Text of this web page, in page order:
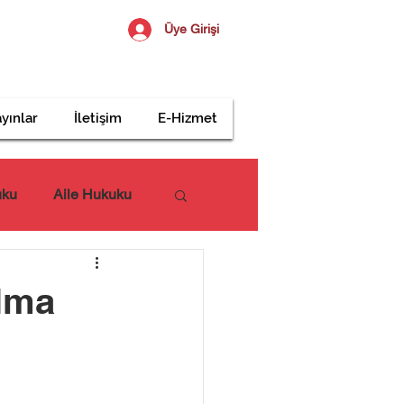
Üye Girişi
İletişim E-Hizmet
Aile Hukuku